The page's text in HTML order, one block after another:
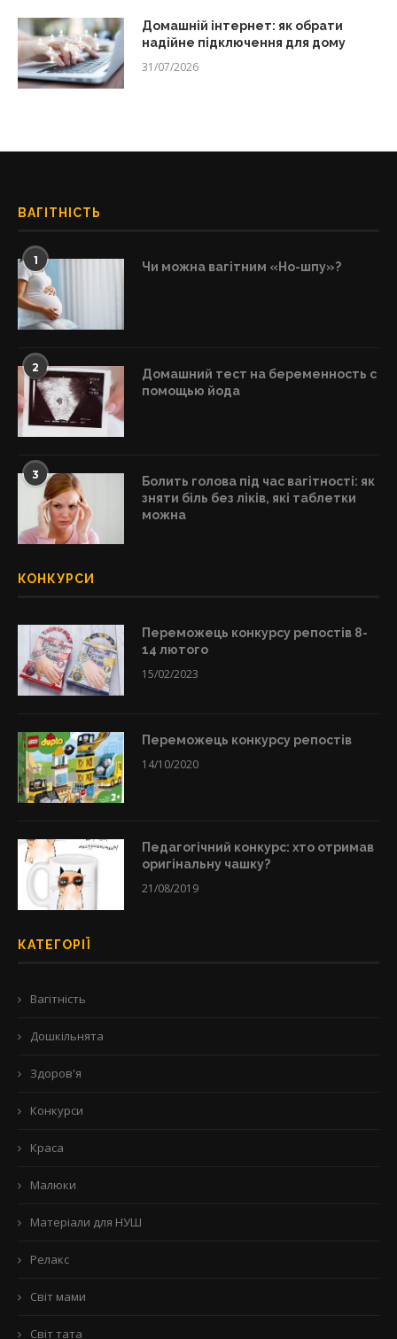
Домашній інтернет: як обрати
надійне підключення для дому
31/07/2026
ВАГІТНІСТЬ
1 Чи можна вагітним «Но-шпу»?
2
Домашний тест на беременность с
помощью йода
3
Болить голова під час вагітності: як
зняти біль без ліків, які таблетки
можна
КОНКУРСИ
Переможець конкурсу репостів 8-
14 лютого
15/02/2023
Переможець конкурсу репостів
14/10/2020
Педагогічний конкурс: хто отримав
оригінальну чашку?
21/08/2019
КАТЕГОРІЇ
Вагітність
Дошкільнята
Здоров'я
Конкурси
Краса
Малюки
Матеріали для НУШ
Релакс
Світ мами
Світ тата